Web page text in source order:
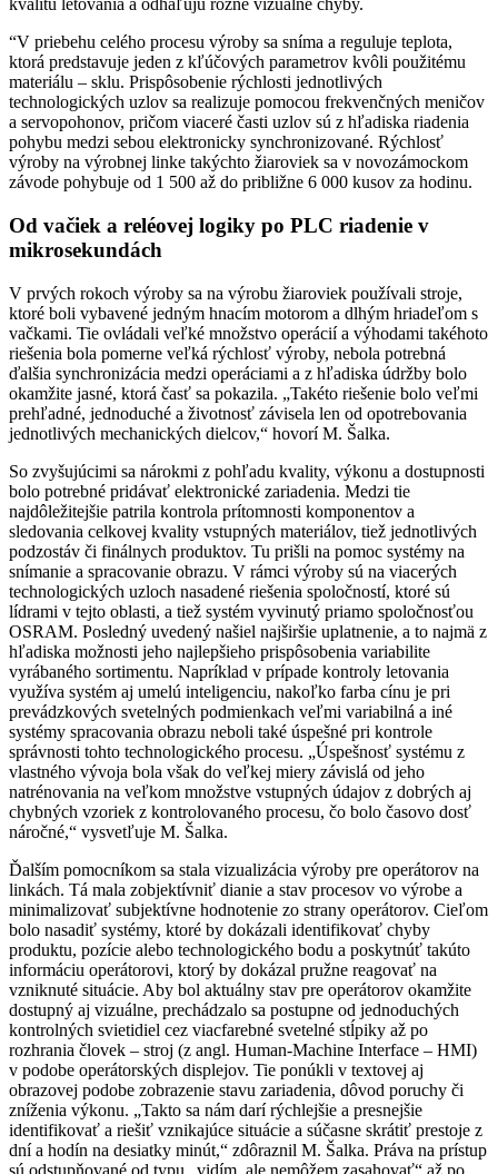
kvalitu letovania a odhaľujú rôzne vizuálne chyby.
“V priebehu celého procesu výroby sa sníma a reguluje teplota,
ktorá predstavuje jeden z kľúčových parametrov kvôli použitému
materiálu – sklu. Prispôsobenie rýchlosti jednotlivých
technologických uzlov sa realizuje pomocou frekvenčných meničov
a servopohonov, pričom viaceré časti uzlov sú z hľadiska riadenia
pohybu medzi sebou elektronicky synchronizované. Rýchlosť
výroby na výrobnej linke takýchto žiaroviek sa v novozámockom
závode pohybuje od 1 500 až do približne 6 000 kusov za hodinu.
Od vačiek a reléovej logiky po PLC riadenie v
mikrosekundách
V prvých rokoch výroby sa na výrobu žiaroviek používali stroje,
ktoré boli vybavené jedným hnacím motorom a dlhým hriadeľom s
vačkami. Tie ovládali veľké množstvo operácií a výhodami takéhoto
riešenia bola pomerne veľká rýchlosť výroby, nebola potrebná
ďalšia synchronizácia medzi operáciami a z hľadiska údržby bolo
okamžite jasné, ktorá časť sa pokazila. „Takéto riešenie bolo veľmi
prehľadné, jednoduché a životnosť závisela len od opotrebovania
jednotlivých mechanických dielcov,“ hovorí M. Šalka.
So zvyšujúcimi sa nárokmi z pohľadu kvality, výkonu a dostupnosti
bolo potrebné pridávať elektronické zariadenia. Medzi tie
najdôležitejšie patrila kontrola prítomnosti komponentov a
sledovania celkovej kvality vstupných materiálov, tiež jednotlivých
podzostáv či finálnych produktov. Tu prišli na pomoc systémy na
snímanie a spracovanie obrazu. V rámci výroby sú na viacerých
technologických uzloch nasadené riešenia spoločností, ktoré sú
lídrami v tejto oblasti, a tiež systém vyvinutý priamo spoločnosťou
OSRAM. Posledný uvedený našiel najširšie uplatnenie, a to najmä z
hľadiska možnosti jeho najlepšieho prispôsobenia variabilite
vyrábaného sortimentu. Napríklad v prípade kontroly letovania
využíva systém aj umelú inteligenciu, nakoľko farba cínu je pri
prevádzkových svetelných podmienkach veľmi variabilná a iné
systémy spracovania obrazu neboli také úspešné pri kontrole
správnosti tohto technologického procesu. „Úspešnosť systému z
vlastného vývoja bola však do veľkej miery závislá od jeho
natrénovania na veľkom množstve vstupných údajov z dobrých aj
chybných vzoriek z kontrolovaného procesu, čo bolo časovo dosť
náročné,“ vysvetľuje M. Šalka.
Ďalším pomocníkom sa stala vizualizácia výroby pre operátorov na
linkách. Tá mala zobjektívniť dianie a stav procesov vo výrobe a
minimalizovať subjektívne hodnotenie zo strany operátorov. Cieľom
bolo nasadiť systémy, ktoré by dokázali identifikovať chyby
produktu, pozície alebo technologického bodu a poskytnúť takúto
informáciu operátorovi, ktorý by dokázal pružne reagovať na
vzniknuté situácie. Aby bol aktuálny stav pre operátorov okamžite
dostupný aj vizuálne, prechádzalo sa postupne od jednoduchých
kontrolných svietidiel cez viacfarebné svetelné stĺpiky až po
rozhrania človek – stroj (z angl. Human-Machine Interface – HMI)
v podobe operátorských displejov. Tie ponúkli v textovej aj
obrazovej podobe zobrazenie stavu zariadenia, dôvod poruchy či
zníženia výkonu. „Takto sa nám darí rýchlejšie a presnejšie
identifikovať a riešiť vznikajúce situácie a súčasne skrátiť prestoje z
dní a hodín na desiatky minút,“ zdôraznil M. Šalka. Práva na prístup
sú odstupňované od typu „vidím, ale nemôžem zasahovať“ až po